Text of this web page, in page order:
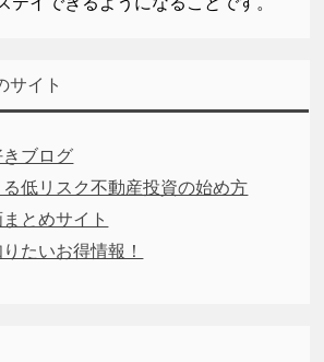
サイト
ブログ
低リスク不動産投資の始め方
とめサイト
たいお得情報！